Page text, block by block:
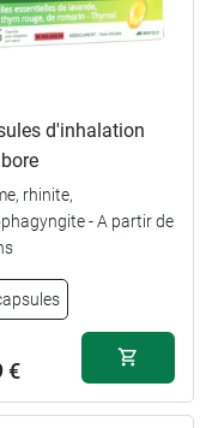
d'inhalation
rhinite,
- A partir de
€